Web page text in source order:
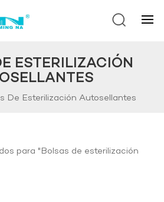
De Esterilización Autosellantes
para "Bolsas de esterilización